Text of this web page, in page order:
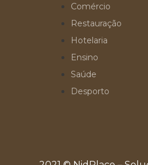
Comércio
Restauração
Hotelaria
Ensino
Saúde
Desporto